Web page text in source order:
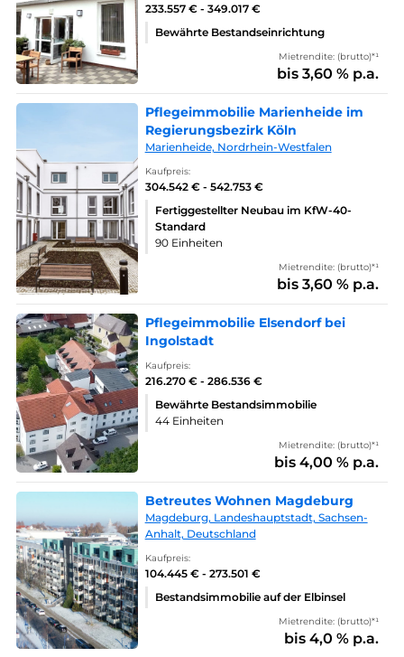
233.557 € - 349.017 €
Bewährte Bestandseinrichtung
Mietrendite: (brutto)*¹
bis 3,60 % p.a.
Pflegeimmobilie Marienheide im
Regierungsbezirk Köln
Marienheide, Nordrhein-Westfalen
Kaufpreis:
304.542 € - 542.753 €
Fertiggestellter Neubau im KfW-40-
Standard
90 Einheiten
Mietrendite: (brutto)*¹
bis 3,60 % p.a.
Pflegeimmobilie Elsendorf bei
Ingolstadt
Kaufpreis:
216.270 € - 286.536 €
Bewährte Bestandsimmobilie
44 Einheiten
Mietrendite: (brutto)*¹
bis 4,00 % p.a.
Betreutes Wohnen Magdeburg
Magdeburg, Landeshauptstadt, Sachsen-
Anhalt, Deutschland
Kaufpreis:
104.445 € - 273.501 €
Bestandsimmobilie auf der Elbinsel
Mietrendite: (brutto)*¹
bis 4,0 % p.a.